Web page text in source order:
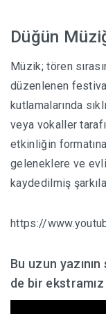
Düğün
Müzik; tören
düzenlenen
kutlamalarında
veya vokaller
etkinliğin
geleneklere ve
kaydedilmiş
https://
Bu uzun
de bir